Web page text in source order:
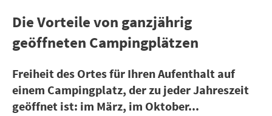
Die Vorteile von ganzjährig
geöffneten Campingplätzen
Freiheit des Ortes für Ihren Aufenthalt auf
einem Campingplatz, der zu jeder Jahreszeit
geöffnet ist: im März, im Oktober...